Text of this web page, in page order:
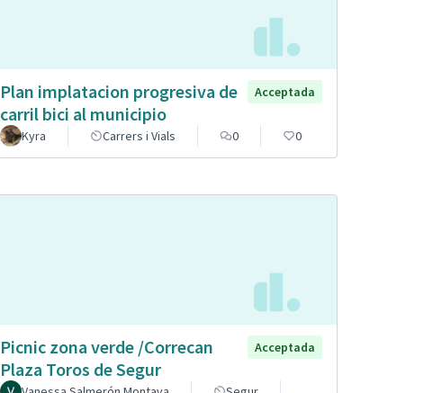
Plan implatacion progresiva de
carril bici al municipio
Acceptada
Kyra Carrers i Vials 0 0
Picnic zona verde /Correcan
Plaza Toros de Segur
Acceptada